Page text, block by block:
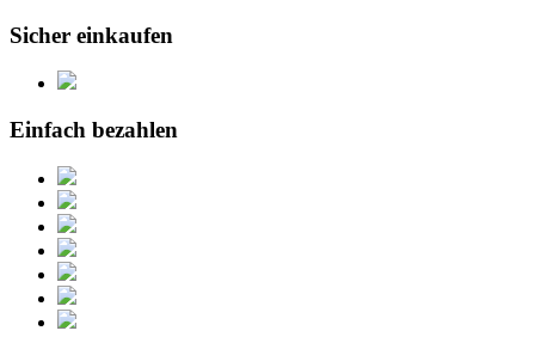
Sicher einkaufen
Einfach bezahlen